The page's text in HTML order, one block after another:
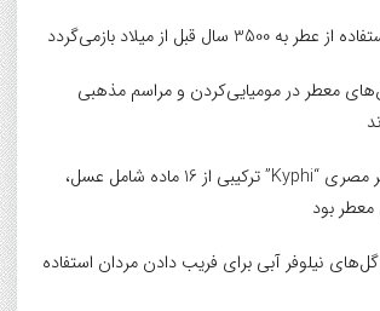
سال قبل از میلاد بازمی‌گردد
معطر در مومیایی‌کردن و مراسم مذهبی
معروف‌ترین عطر مصری “Kyphi” ترکیبی از 16 ماده شامل عسل،
بود
گل‌های نیلوفر آبی برای فریب دادن مردان استفاده